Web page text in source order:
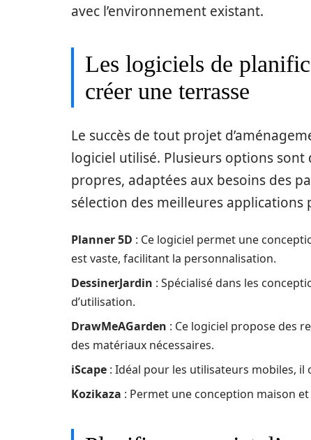
avec l’environnement existant.
Les logiciels de
créer une terrasse
Le succès de tout projet
logiciel utilisé. Plusieurs options sont
propres, adaptées aux besoins des
sélection des meilleures applications
Planner 5D : Ce logiciel permet une
est vaste, facilitant la personnalisation.
DessinerJardin : Spécialisé dans les
d’utilisation.
DrawMeAGarden : Ce logiciel propose des
des matériaux nécessaires.
iScape : Idéal pour les utilisateurs mobiles,
Kozikaza : Permet une conception maison